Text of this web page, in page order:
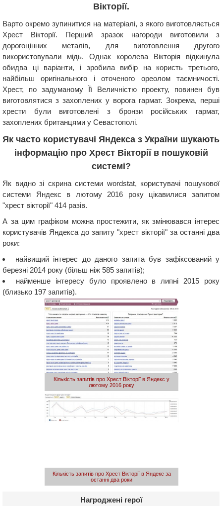
Вікторії.
Варто окремо зупинитися на матеріалі, з якого виготовляється
Хрест Вікторії. Перший зразок нагороди виготовили з
дорогоцінних металів, для виготовлення другого
використовували мідь. Однак королева Вікторія відкинула
обидва ці варіанти, і зробила вибір на користь третього,
найбільш оригінального і оточеного ореолом таємничості.
Хрест, по задуманому Її Величністю проекту, повинен був
виготовлятися з захоплених у ворога гармат. Зокрема, перші
хрести були виготовлені з бронзи російських гармат,
захоплених британцями у Севастополі.
Як часто користувачі Яндекса з України шукають
інформацію про Хрест Вікторії в пошуковій
системі?
Як видно зі скрина системи wordstat, користувачі пошукової
системи Яндекс в лютому 2016 року цікавилися запитом
"хрест вікторії" 414 разів.
А за цим графіком можна простежити, як змінювався інтерес
користувачів Яндекса до запиту "хрест вікторії" за останні два
роки:
найвищий інтерес до даного запита був зафіксований у
березні 2014 року (більш ніж 585 запитів);
найменше інтересу було проявлено в липні 2015 року
(близько 197 запитів).
Кількість запитів про Хрест Вікторії в Яндекс у
лютому 2016 року
Кількість запитів про Хрест Вікторії в Яндекс за
останні два роки
Нагроджені герої